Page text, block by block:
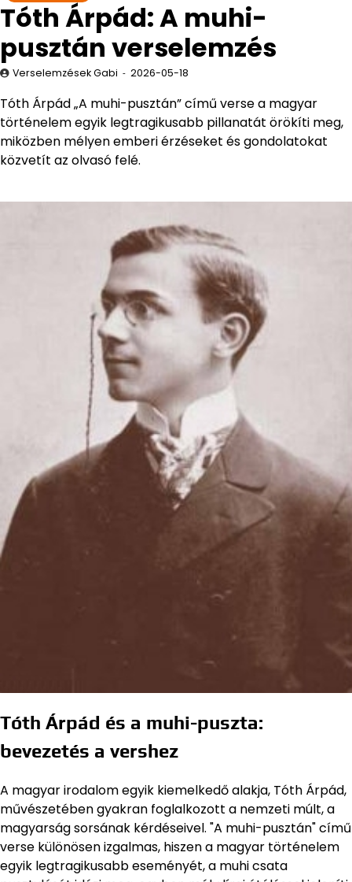
Tóth Árpád: A muhi-
pusztán verselemzés
Verselemzések Gabi 2026-05-18
Tóth Árpád „A muhi-pusztán” című verse a magyar
történelem egyik legtragikusabb pillanatát örökíti meg,
miközben mélyen emberi érzéseket és gondolatokat
közvetít az olvasó felé.
Tóth Árpád és a muhi-puszta:
bevezetés a vershez
A magyar irodalom egyik kiemelkedő alakja, Tóth Árpád,
művészetében gyakran foglalkozott a nemzeti múlt, a
magyarság sorsának kérdéseivel. "A muhi-pusztán" című
verse különösen izgalmas, hiszen a magyar történelem
egyik legtragikusabb eseményét, a muhi csata